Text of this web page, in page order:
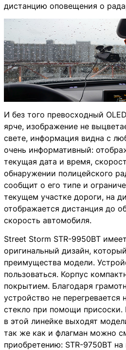
дистанцию оповещения о
И без того превосходный
ярче, изображение не
свете, информация видна с
очень информативный:
текущая дата и время,
обнаружении полицейского
сообщит о его типе и
текущем участке дороги, на
отображается дистанция до
скорость автомобиля.
Street Storm STR-9950BT
оригинальный дизайн,
преимущества модели.
пользоваться. Корпус
покрытием. Благодаря
устройство не перегревается
стекло при помощи
в этой линейке выходят
так же как и флагман можно
приобретению: STR-9750BT